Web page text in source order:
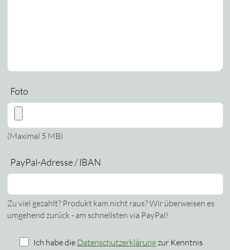
Foto
(Maximal 5 MB)
PayPal-Adresse / IBAN
Zu viel gezahlt? Produkt kam nicht raus? Wir überweisen es
umgehend zurück - am schnellsten via PayPal!
Ich habe die Datenschutzerklärungzur Kenntnis